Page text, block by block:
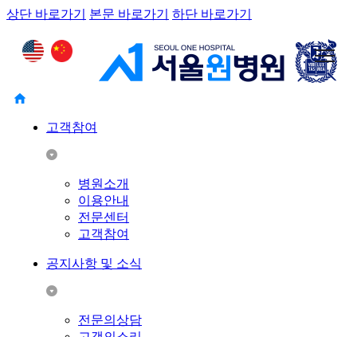
상단 바로가기 본문 바로가기 하단 바로가기
고객참여
병원소개
이용안내
전문센터
고객참여
공지사항 및 소식
전문의상담